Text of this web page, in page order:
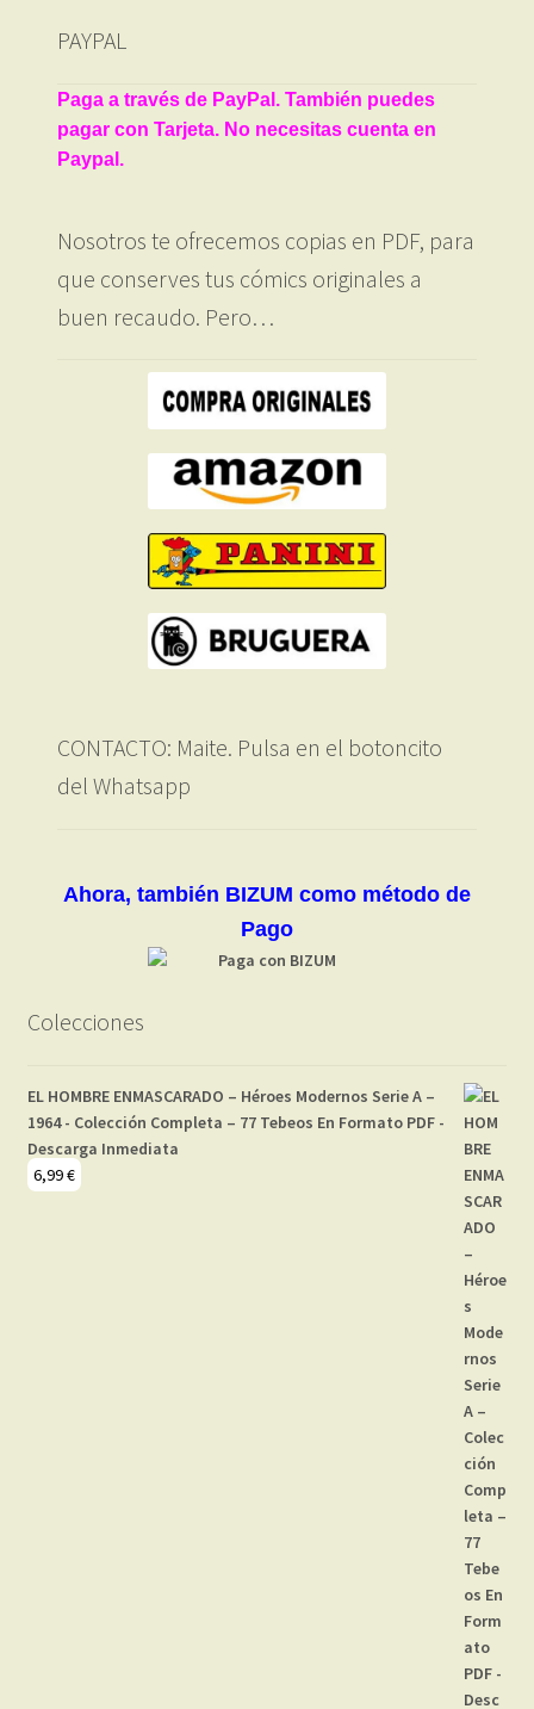
PAYPAL
Paga a través de PayPal. También puedes
pagar con Tarjeta. No necesitas cuenta en
Paypal.
Nosotros te ofrecemos copias en PDF, para
que conserves tus cómics originales a
buen recaudo. Pero…
CONTACTO: Maite. Pulsa en el botoncito
del Whatsapp
Ahora, también BIZUM como método de
Pago
Colecciones
EL HOMBRE ENMASCARADO – Héroes Modernos Serie A –
1964 - Colección Completa – 77 Tebeos En Formato PDF -
Descarga Inmediata
6,99€